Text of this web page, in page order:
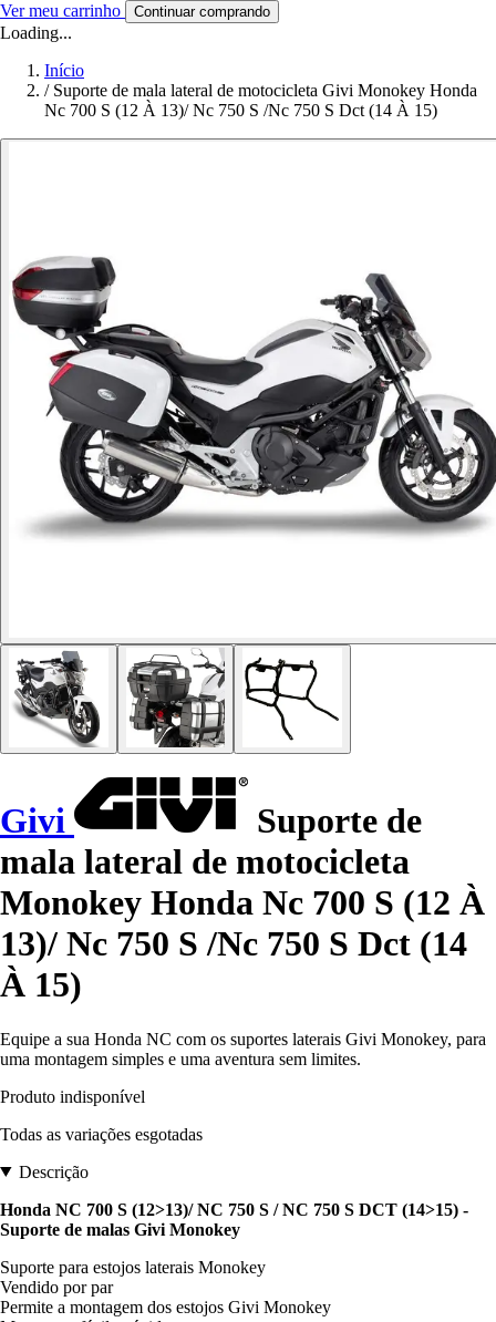
Ver meu carrinho Continuar comprando
Loading...
Início
/ Suporte de mala lateral de motocicleta Givi Monokey Honda
Nc 700 S (12 À 13)/ Nc 750 S /Nc 750 S Dct (14 À 15)
Givi
Suporte de
mala lateral de motocicleta
Monokey Honda Nc 700 S (12 À
13)/ Nc 750 S /Nc 750 S Dct (14
À 15)
Equipe a sua Honda NC com os suportes laterais Givi Monokey, para
uma montagem simples e uma aventura sem limites.
Produto indisponível
Todas as variações esgotadas
Descrição
Honda NC 700 S (12>13)/ NC 750 S / NC 750 S DCT (14>15) -
Suporte de malas Givi Monokey
Suporte para estojos laterais Monokey
Vendido por par
Permite a montagem dos estojos Givi Monokey